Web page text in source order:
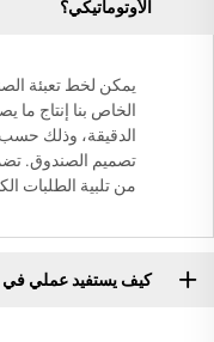
الأوتوماتيكي؟
يمكن لخط تعبئة
الدقيقة، وذلك
تصميم الصندوق.
من تلبية الطلبات
كيف يستفيد عملي في